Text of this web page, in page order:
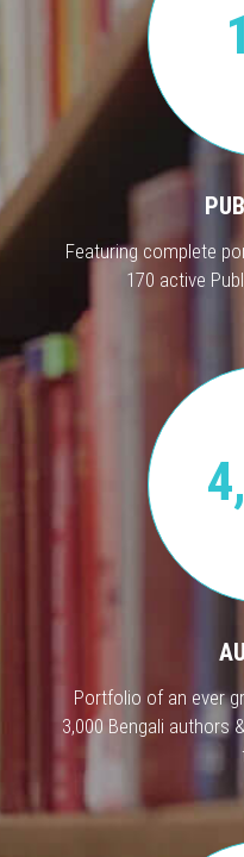
Featuring complete
170 active
Portfolio of an ever
3,000 Bengali authors